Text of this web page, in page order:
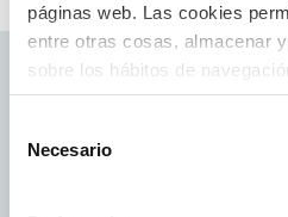
páginas web. Las cookies
entre otras cosas, almacenar
sobre los hábitos de
equipo y, dependiendo de la
de la forma en que utilice su
para reconocer al usuario.
Necesario